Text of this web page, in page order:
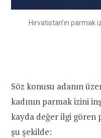
Hırvatistan’ın parmak
Söz konusu adanın
kadının parmak izini
kayda değer ilgi gören
şu şekilde: